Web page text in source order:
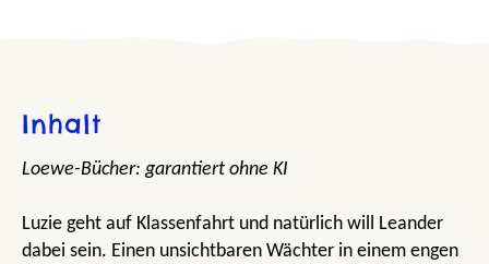
Inhalt
Loewe-Bücher: garantiert ohne KI
Luzie geht auf Klassenfahrt und natürlich will Leander
dabei sein. Einen unsichtbaren Wächter in einem engen